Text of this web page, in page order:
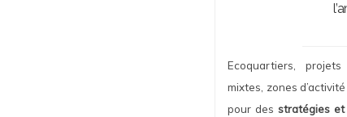
Ecoquartiers,
mixtes, zones
pour des stratégies